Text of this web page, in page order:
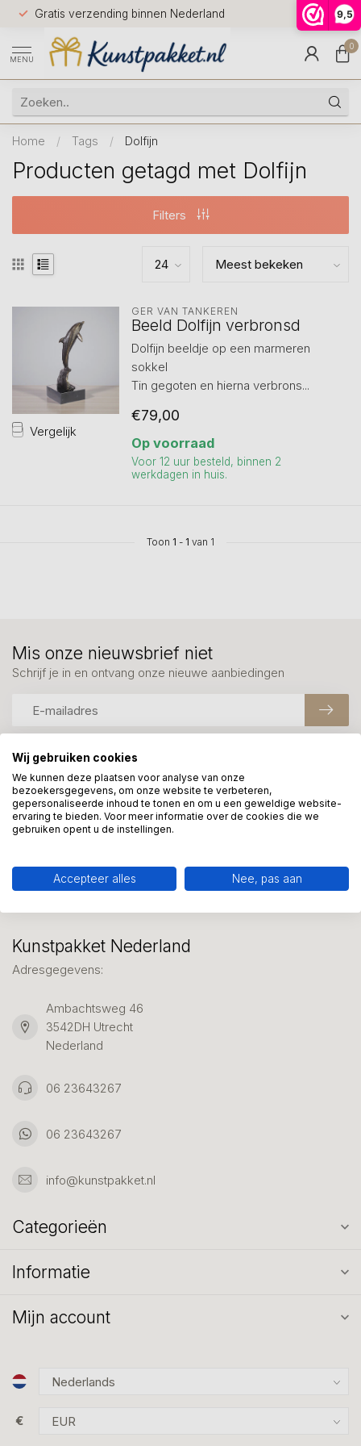
9,5
Gratis verzending binnen Nederland
Voor
huis
9.5
MENU
0
Home / Tags / Dolfijn
Producten getagd met Dolfijn
Filters
Vergelijk
GER VAN TANKEREN
Beeld Dolfijn verbronsd
Dolfijn beeldje op een marmeren
sokkel
Tin gegoten en hierna verbrons...
€79,00
Op voorraad
Voor 12 uur besteld, binnen 2
werkdagen in huis.
Toon 1 - 1 van 1
Meer informatie?
We helpen graag met uw keuze of geven advies, bel of app
ons 7 dagen per week: 06-23643267
Mis onze nieuwsbrief niet
Schrijf je in en ontvang onze nieuwe aanbiedingen
Kunstpakket Nederland
Adresgegevens:
Ambachtsweg 46
3542DH Utrecht
Nederland
06 23643267
06 23643267
info@kunstpakket.nl
Categorieën
Informatie
Mijn account
€
Wij gebruiken cookies
We kunnen deze plaatsen voor analyse van onze
bezoekersgegevens, om onze website te verbeteren,
gepersonaliseerde inhoud te tonen en om u een geweldige website-
ervaring te bieden. Voor meer informatie over de cookies die we
gebruiken opent u de instellingen.
Accepteer alles Nee, pas aan